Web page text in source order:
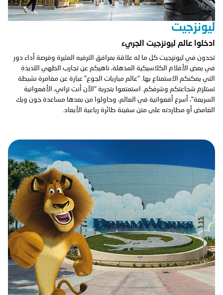
ليونزجيت
ادخلوا عالم ليونزجيت الجريء
تجدون في ليونزجيت كل ما له علاقة بمرافق الترفيه المثيرة وفرصة أداء دور
في بعض الأفلام الكلاسيكية المذهلة، ناهيكم عن تجارب الطهي اللذيذة
التي يمكنكم الاستمتاع بها. "عالم مباريات الجوع" عبارة عن مغامرة نشيطة
تستلزم شجاعتكم وشرفكم. استمتعوا بتجربة "الآن أنت تراني، الأفعوانية
السريعة"، أسرع أفعوانية في العالم، وحاولوا من بعدها مساعدة جون ويك
الغامض أو مطاردته على متن سفينة طائرة رباعية الأبعاد.